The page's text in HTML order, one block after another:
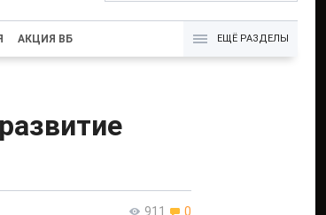
АКЦИЯ ВБ ЕЩЁ РАЗДЕЛЫ
911 0